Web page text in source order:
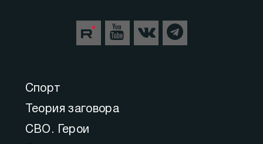
Спорт
Теория заговора
СВО. Герои